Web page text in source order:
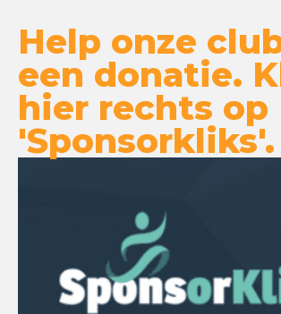
Help onze
een donatie.
hier rechts op
'Sponsorkliks'.